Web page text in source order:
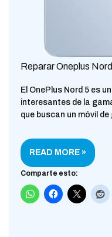
Reparar Oneplus
El OnePlus Nord 5 es
interesantes de la
que buscan un móvil
READ MORE »
Comparte esto: